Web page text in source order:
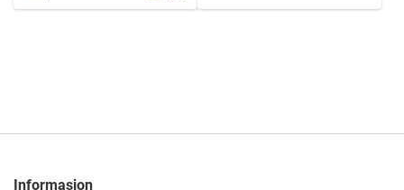
Informasjon